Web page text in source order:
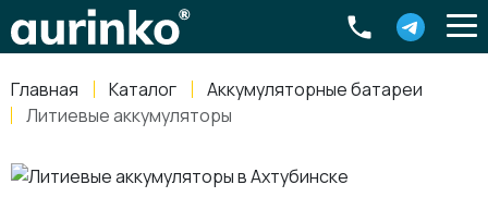
Главная Каталог
Аккумуляторные батареи
Литиевые аккумуляторы
Россия, Свердловская область Екатеринбург,
8-800-770-79-40